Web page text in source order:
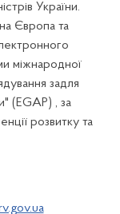
України.
Європа та
міжнародної
задля
(EGAP) , за
розвитку та